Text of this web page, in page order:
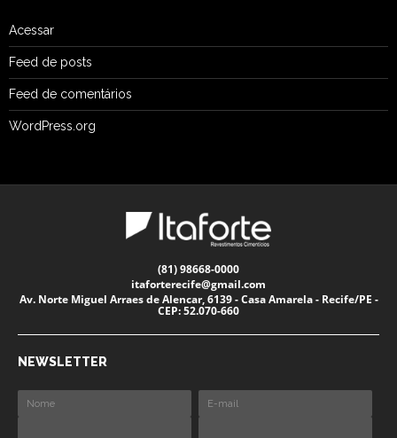
Acessar
Feed de posts
Feed de comentários
WordPress.org
(81) 98668-0000
itaforterecife@gmail.com
Av. Norte Miguel Arraes de Alencar, 6139 - Casa Amarela - Recife/PE -
CEP: 52.070-660
NEWSLETTER